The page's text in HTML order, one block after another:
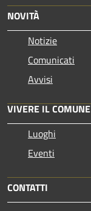
NOVITÀ
Notizie
Comunicati
Avvisi
VIVERE IL COMUNE
Luoghi
Eventi
CONTATTI